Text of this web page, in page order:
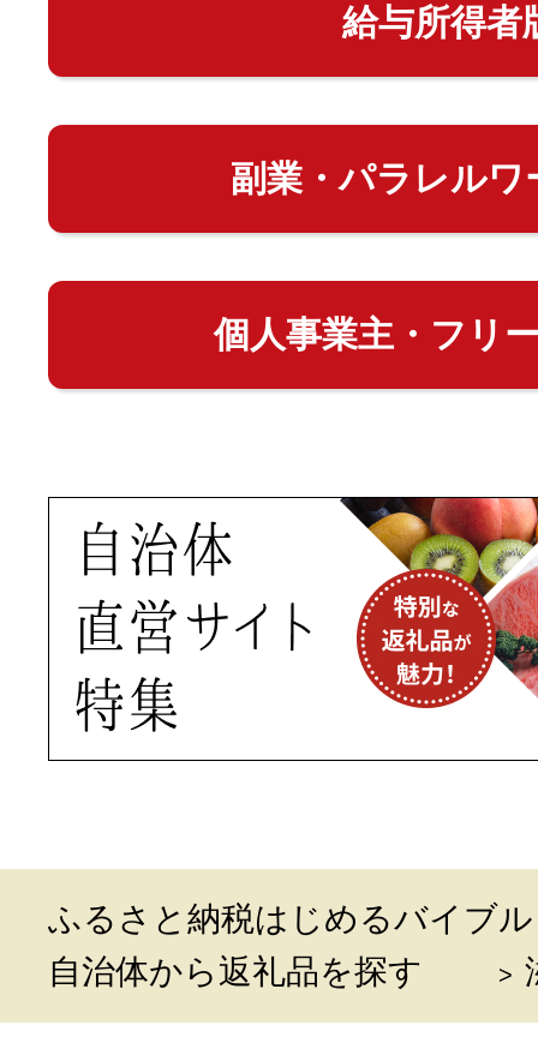
給与所得者
副業・パラレルワ
個人事業主・フリ
ふるさと納税はじめるバイブル
自治体から返礼品を探す